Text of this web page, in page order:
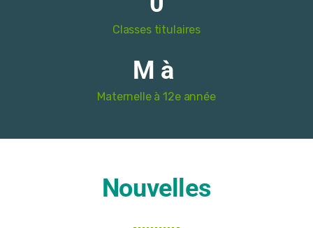
Classes titulaires
Maternelle à 12e année
M à
Nouvelles